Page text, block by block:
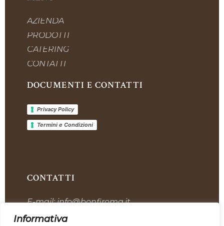
Informativa
AZIENDA
PRODOTTI
CATERING
CONTATTI
DOCUMENTI E CONTATTI
Privacy Policy
Termini e Condizioni
CONTATTI
E-mail:info@bonfiroma.it
Telefono:+39 328 7419311